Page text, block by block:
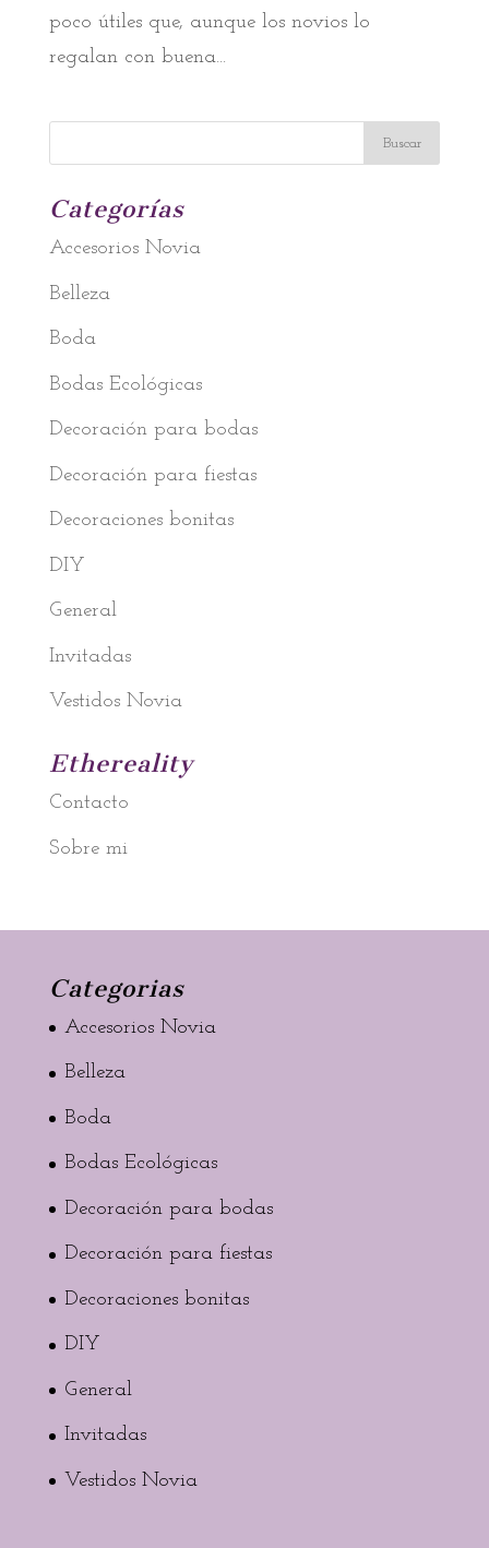
poco útiles que, aunque los novios lo
regalan con buena...
Categorías
Accesorios Novia
Belleza
Boda
Bodas Ecológicas
Decoración para bodas
Decoración para fiestas
Decoraciones bonitas
DIY
General
Invitadas
Vestidos Novia
Ethereality
Contacto
Sobre mi
Categorias
Accesorios Novia
Belleza
Boda
Bodas Ecológicas
Decoración para bodas
Decoración para fiestas
Decoraciones bonitas
DIY
General
Invitadas
Vestidos Novia